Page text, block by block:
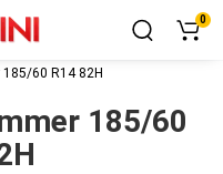
0
185/60 R14 82H
185/60